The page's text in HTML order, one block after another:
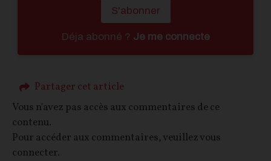
S'abonner
Déja abonné ? Je me connecte
Partager cet article
Vous n'avez pas accès aux commentaires de ce
contenu.
Pour accéder aux commentaires, veuillez vous
connecter.